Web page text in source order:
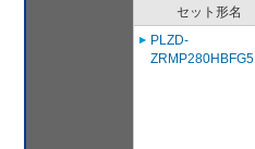
セット形名
PLZD-
ZRMP280HBFG5